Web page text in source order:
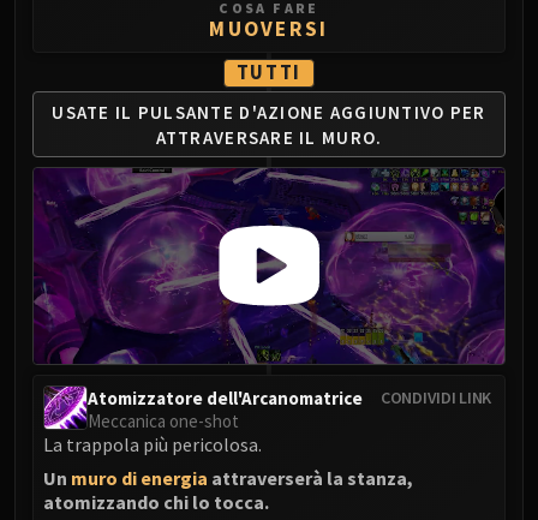
Valithria Dreamwalker
Sindragosa
The Lich King
RUBY SANCTUM
Halion
TRIALS OF THE CRUSADER
Northrend Beasts
Lord Jaraxxus
Faction Champions
Twin Val'kyr
Anub'Arak
ULDUAR
Ignis
Razorscale
XT-002
Assembly of Iron
COSA FARE
MUOVERSI
TUTTI
USATE IL PULSANTE D'AZIONE AGGIUNTIVO PER
ATTRAVERSARE IL MURO.
CONDIVIDI LINK
Atomizzatore dell'Arcanomatrice
Meccanica one-shot
La trappola più pericolosa.
Un muro di energia attraverserà la stanza,
atomizzando chi lo tocca.